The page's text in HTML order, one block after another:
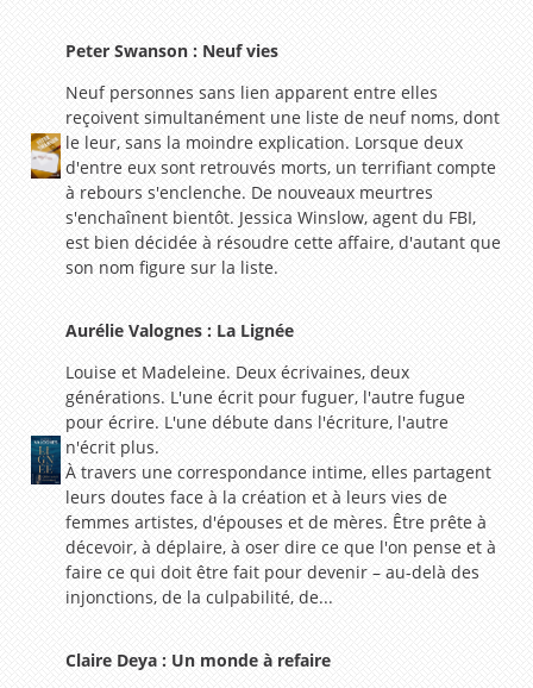
Peter Swanson : Neuf vies
Neuf personnes sans lien apparent entre elles
reçoivent simultanément une liste de neuf noms, dont
le leur, sans la moindre explication. Lorsque deux
d'entre eux sont retrouvés morts, un terrifiant compte
à rebours s'enclenche. De nouveaux meurtres
s'enchaînent bientôt. Jessica Winslow, agent du FBI,
est bien décidée à résoudre cette affaire, d'autant que
son nom figure sur la liste.
Aurélie Valognes : La Lignée
Louise et Madeleine. Deux écrivaines, deux
générations. L'une écrit pour fuguer, l'autre fugue
pour écrire. L'une débute dans l'écriture, l'autre
n'écrit plus.
À travers une correspondance intime, elles partagent
leurs doutes face à la création et à leurs vies de
femmes artistes, d'épouses et de mères. Être prête à
décevoir, à déplaire, à oser dire ce que l'on pense et à
faire ce qui doit être fait pour devenir – au-delà des
injonctions, de la culpabilité, de...
Claire Deya : Un monde à refaire